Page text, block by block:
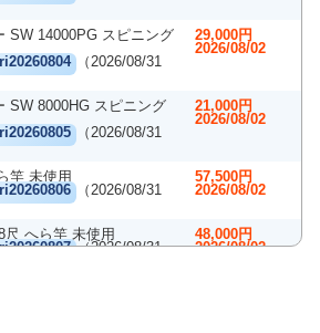
SW 14000PG スピニング
（2026/08/31
29,000円
2026/08/02
SW 8000HG スピニング
（2026/08/31
21,000円
2026/08/02
竿 未使用
（2026/08/31
57,500円
2026/08/02
尺 へら竿 未使用
（2026/08/31
48,000円
2026/08/02